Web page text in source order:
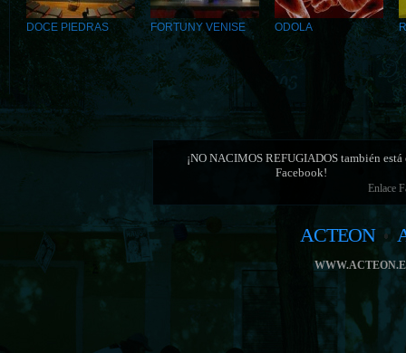
DOCE PIEDRAS FORTUNY VENISE ODOLA
¡NO NACIMOS REFUGIADOS también está
Facebook!
Enlace
ACTEON